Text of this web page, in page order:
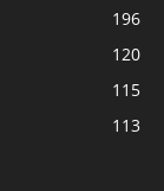
196
120
115
113